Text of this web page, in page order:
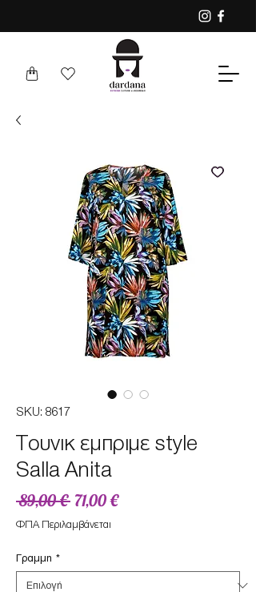
SKU: 8617
Tουνικ εμπριμε style
Salla Anita
89,00 € Κανονική
τιμή
71,00 €Τιμή
ΦΠΑ Περιλαμβάνεται
Γραμμη *